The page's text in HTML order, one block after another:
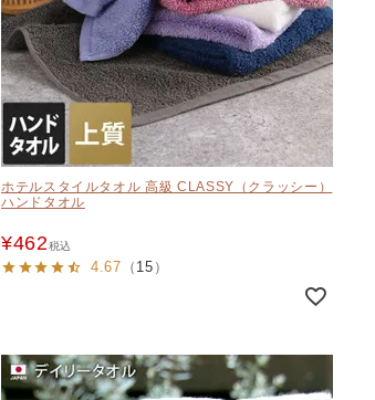
ホテルスタイルタオル 高級 CLASSY（クラッシー）
ハンドタオル
¥462税込
4.67 （ 15 ）